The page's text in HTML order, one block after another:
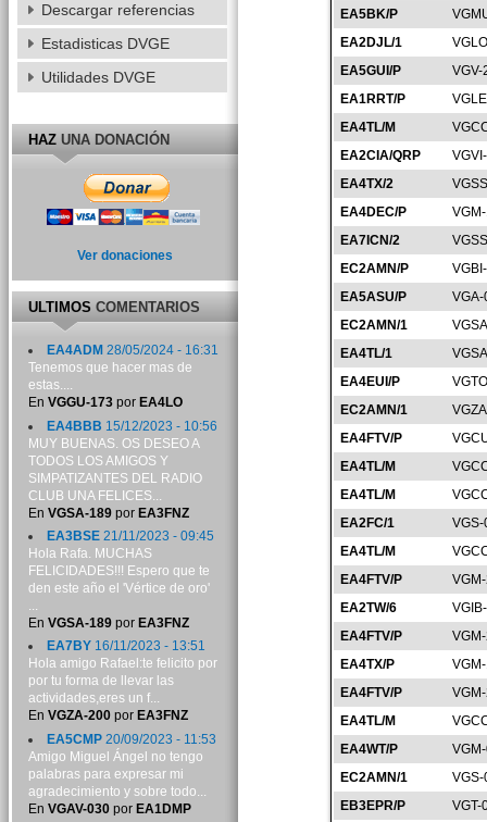
EA5BK/P
EA2DJL/1
EA5GUI/P
VGV-
EA1RRT/P
EA4TL/M
EA2CIA/QRP
EA4TX/2
EA4DEC/P
EA7ICN/2
EC2AMN/P
EA5ASU/P
EC2AMN/1
EA4TL/1
EA4EUI/P
EC2AMN/1
EA4FTV/P
EA4TL/M
EA4TL/M
EA2FC/1
EA4TL/M
EA4FTV/P
EA2TW/6
EA4FTV/P
EA4TX/P
EA4FTV/P
EA4TL/M
EA4WT/P
EC2AMN/1
EB3EPR/P
VGT-
Descargar referencias
Estadisticas DVGE
Utilidades DVGE
HAZUNA DONACIÓN
Ver donaciones
ULTIMOSCOMENTARIOS
EA4ADM 28/05/2024 - 16:31
Tenemos que hacer mas de
estas....
En VGGU-173por EA4LO
EA4BBB 15/12/2023 - 10:56
MUY BUENAS. OS DESEO A
TODOS LOS AMIGOS Y
SIMPATIZANTES DEL RADIO
CLUB UNA FELICES...
En VGSA-189por EA3FNZ
EA3BSE21/11/2023 - 09:45
Hola Rafa. MUCHAS
FELICIDADES!!! Espero que te
den este año el 'Vértice de oro'
...
En VGSA-189por EA3FNZ
EA7BY16/11/2023 - 13:51
Hola amigo Rafael:te felicito por
por tu forma de llevar las
actividades,eres un f...
En VGZA-200por EA3FNZ
EA5CMP20/09/2023 - 11:53
Amigo Miguel Ángel no tengo
palabras para expresar mi
agradecimiento y sobre todo...
En VGAV-030por EA1DMP